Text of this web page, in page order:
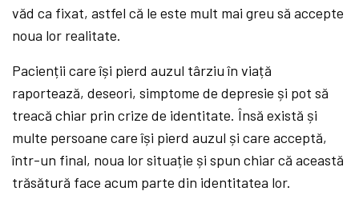
văd ca fixat, astfel că le este mult mai greu să accepte
noua lor realitate.
Pacienții care își pierd auzul târziu în viață
raportează, deseori, simptome de depresie și pot să
treacă chiar prin crize de identitate. Însă există și
multe persoane care își pierd auzul și care acceptă,
într-un final, noua lor situație și spun chiar că această
trăsătură face acum parte din identitatea lor.